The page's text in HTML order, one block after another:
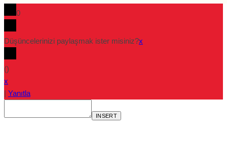
0
Düşüncelerinizi paylaşmak ister misiniz?x
()
x
| Yanıtla
INSERT